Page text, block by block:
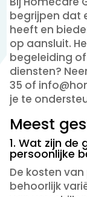
begrijpen dat
heeft en
op aansluit.
begeleiding
diensten?
35 of
je te
Meest
1. Wat zijn de
persoonlijke
De kosten
behoorlijk